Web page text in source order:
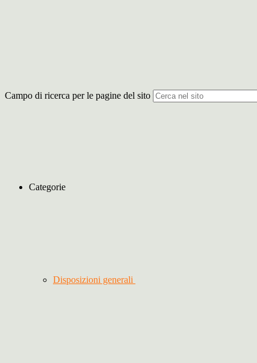
Campo di ricerca per le pagine del sito
Categorie
Disposizioni generali